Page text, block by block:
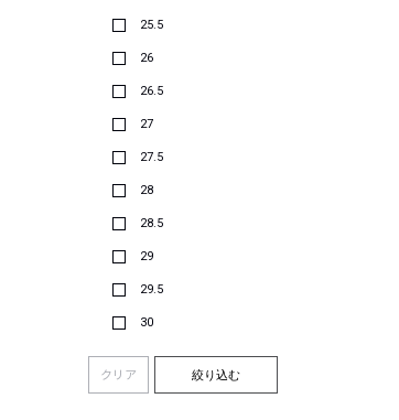
25.5
26
26.5
27
27.5
28
28.5
29
29.5
30
クリア 絞り込む